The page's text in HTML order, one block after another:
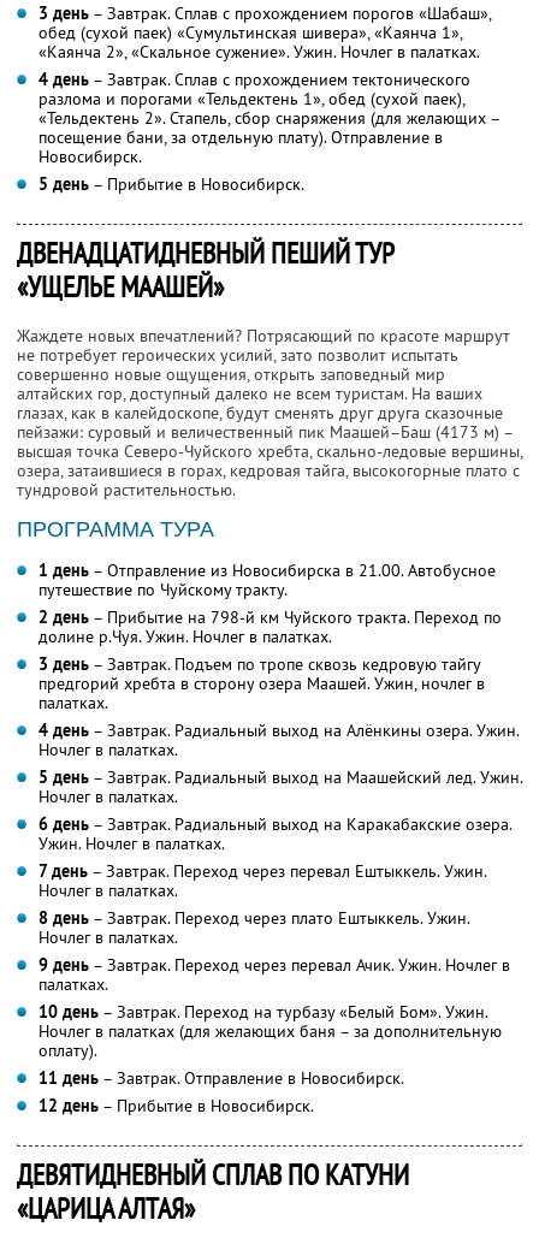
3 день – Завтрак. Сплав с прохождением порогов «Шабаш»,
обед (сухой паек) «Сумультинская шивера», «Каянча 1»,
«Каянча 2», «Скальное сужение». Ужин. Ночлег в палатках.
4 день – Завтрак. Сплав с прохождением тектонического
разлома и порогами «Тельдектень 1», обед (сухой паек),
«Тельдектень 2». Стапель, сбор снаряжения (для желающих –
посещение бани, за отдельную плату). Отправление в
Новосибирск.
5 день – Прибытие в Новосибирск.
ДВЕНАДЦАТИДНЕВНЫЙ ПЕШИЙ ТУР
«УЩЕЛЬЕ МААШЕЙ»
Жаждете новых впечатлений? Потрясающий по красоте маршрут
не потребует героических усилий, зато позволит испытать
совершенно новые ощущения, открыть заповедный мир
алтайских гор, доступный далеко не всем туристам. На ваших
глазах, как в калейдоскопе, будут сменять друг друга сказочные
пейзажи: суровый и величественный пик Маашей–Баш (4173 м) –
высшая точка Северо-Чуйского хребта, скально-ледовые вершины,
озера, затаившиеся в горах, кедровая тайга, высокогорные плато с
тундровой растительностью.
ПРОГРАММА ТУРА
1 день – Отправление из Новосибирска в 21.00. Автобусное
путешествие по Чуйскому тракту.
2 день – Прибытие на 798-й км Чуйского тракта. Переход по
долине р.Чуя. Ужин. Ночлег в палатках.
3 день – Завтрак. Подъем по тропе сквозь кедровую тайгу
предгорий хребта в сторону озера Маашей. Ужин, ночлег в
палатках.
4 день – Завтрак. Радиальный выход на Алёнкины озера. Ужин.
Ночлег в палатках.
5 день – Завтрак. Радиальный выход на Маашейский лед. Ужин.
Ночлег в палатках.
6 день – Завтрак. Радиальный выход на Каракабакские озера.
Ужин. Ночлег в палатках.
7 день – Завтрак. Переход через перевал Ештыккель. Ужин.
Ночлег в палатках.
8 день – Завтрак. Переход через плато Ештыккель. Ужин.
Ночлег в палатках.
9 день – Завтрак. Переход через перевал Ачик. Ужин. Ночлег в
палатках.
10 день – Завтрак. Переход на турбазу «Белый Бом». Ужин.
Ночлег в палатках (для желающих баня – за дополнительную
оплату).
11 день – Завтрак. Отправление в Новосибирск.
12 день – Прибытие в Новосибирск.
ДЕВЯТИДНЕВНЫЙ СПЛАВ ПО КАТУНИ
«ЦАРИЦА АЛТАЯ»